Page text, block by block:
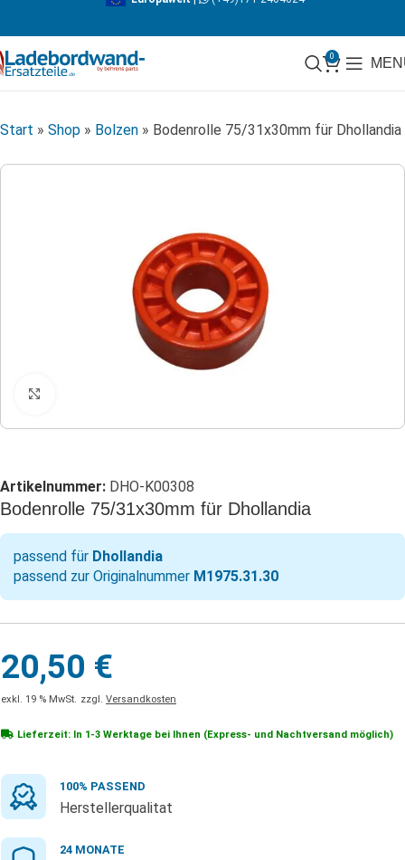
0
Start » Shop » Bolzen » Bodenrolle 75/31x30mm für Dhollandia
Artikelnummer: DHO-K00308
Bodenrolle 75/31x30mm für Dhollandia
passend für Dhollandia
passend zur Originalnummer M1975.31.30
20,50 €
exkl. 19 % MwSt. zzgl. Versandkosten
Lieferzeit: In 1-3 Werktage bei Ihnen (Express- und Nachtversand möglich)
100% PASSEND
Herstellerqualitat
24 MONATE